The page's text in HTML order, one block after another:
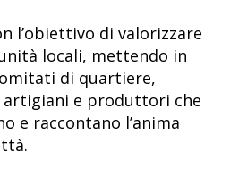
l’obiettivo di valorizzare
locali, mettendo in
di quartiere,
e produttori che
e raccontano l’anima